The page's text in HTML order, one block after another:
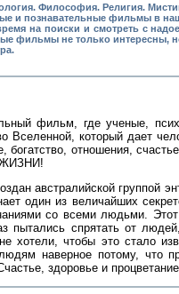
Философия. Религия.
и познавательные фильмы в
на поиски и смотреть с
фильмы не только интересны,
фильм, где ученые,
Вселенной, который дает
богатство, отношения,
австралийской группой
один из величайших
со всеми людьми.
пытались спрятать от
хотели, чтобы это стало
наверное потому, что
здоровье и